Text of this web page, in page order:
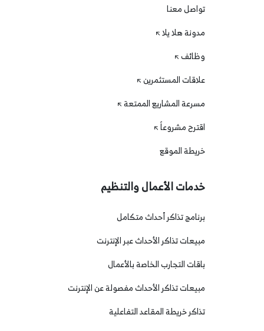
تواصل معنا
مدونة هلا يلا
وظائف
علاقات المستثمرين
مسرعة المشاريع الممتعة
اقترح مشروعاً
خريطة الموقع
خدمات الأعمال والتنظيم
برنامج تذاكر أحداث متكامل
مبيعات تذاكر الأحداث عبر الإنترنت
باقات التجارب الخاصة بالأعمال
مبيعات تذاكر الأحداث مفصولة عن الإنترنت
تذاكر خريطة المقاعد التفاعلية